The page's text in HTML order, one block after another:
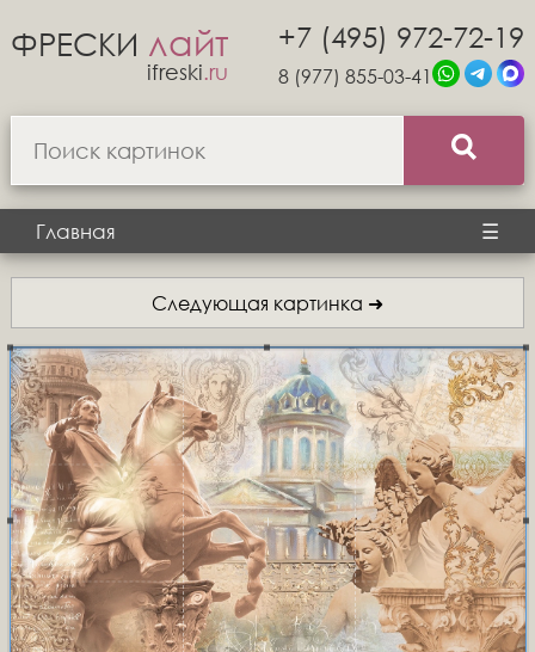
ФРЕСКИ лайт
ifreski.ru
+7 (495) 972-72-19
8 (977) 855-03-41
Главная ☰
Следующая картинка ➜